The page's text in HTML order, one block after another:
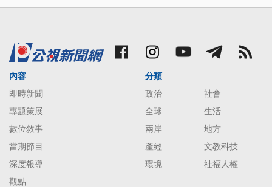
內容
即時新聞
專題策展
數位敘事
當期節目
深度報導
觀點
分類
政治
社會
全球
生活
兩岸
地方
產經
文教科技
環境
社福人權